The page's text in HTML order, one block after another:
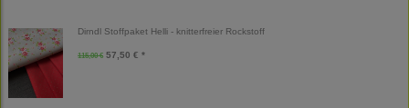
Dirndl Stoffpaket Helli - knitterfreier Rockstoff
115,00 € 57,50 € *